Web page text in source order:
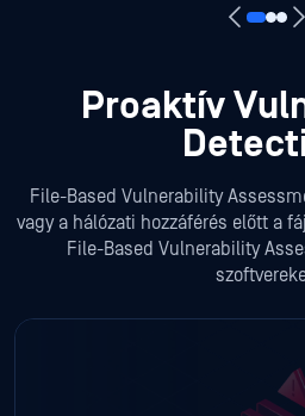
Proaktív
File-Based Vulnerability
vagy a hálózati hozzáférés előtt a
File-Based Vulnerability